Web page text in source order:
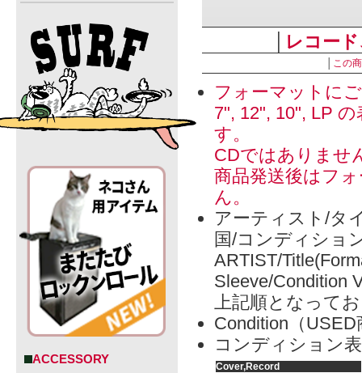
ACCESSORY
レコー
この
フォーマットに
7", 12", 10", LP
す。
CDではありませ
商品発送後はフ
ん。
アーティスト/タ
国/コンディショ
ARTIST/
Sleeve/Condition
上記順となって
Condition（
コンディション
Cover,Record